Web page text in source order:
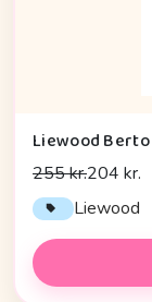
Liewood
255 kr.204 kr.
Liewood